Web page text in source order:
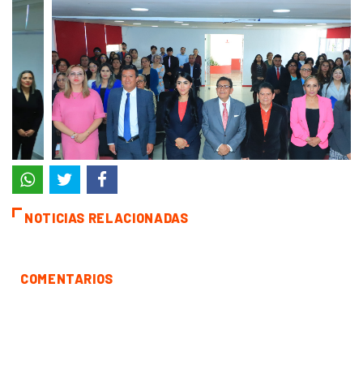
NOTICIAS RELACIONADAS
COMENTARIOS